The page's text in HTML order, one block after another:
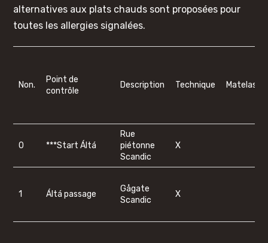
alternatives aux plats chauds sont proposées pour
toutes les allergies signalées.
Non.
Point de
contrôle
Description Technique Matelas
0 ***Start Áltá
Rue
piétonne
Scandic
X
1 Áltá passage
Gågate
Scandic
X